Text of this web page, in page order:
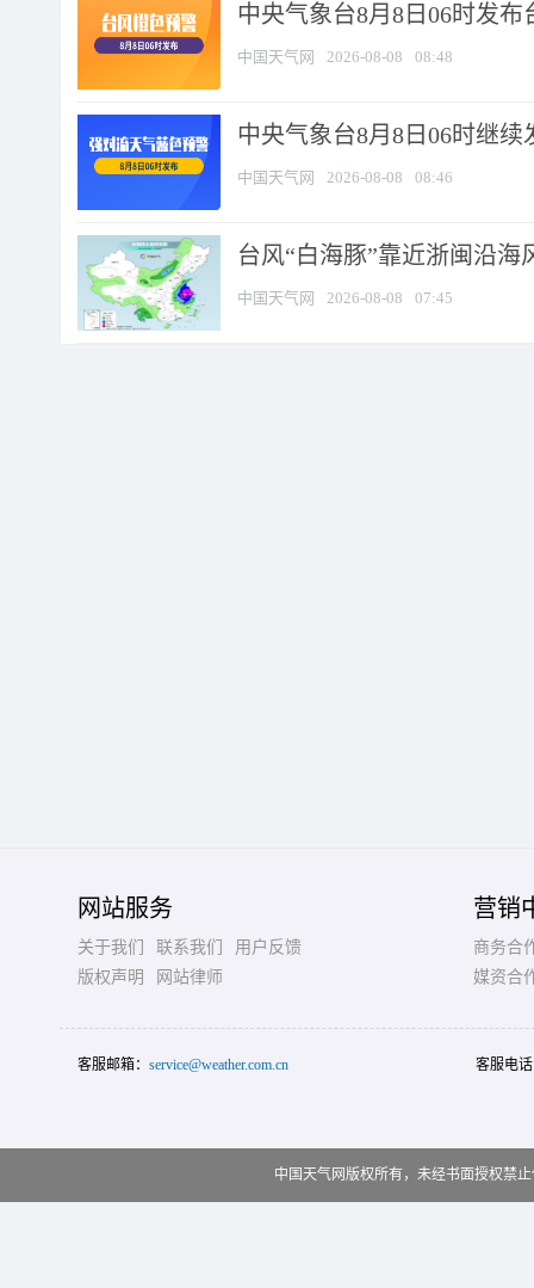
中央气象台8月8日06时发布
中国天气网 2026-08-08 08:48
中央气象台8月8日06时继
中国天气网 2026-08-08 08:46
台风“白海豚”靠近浙闽沿
中国天气网 2026-08-08 07:45
网站服务
关于我们 联系我们
用户反馈
版权声明
网站律师
营销
商务合
媒资合
客服邮箱： service@weather.com.cn 客服电
中国天气网版权所有，未经书面授权